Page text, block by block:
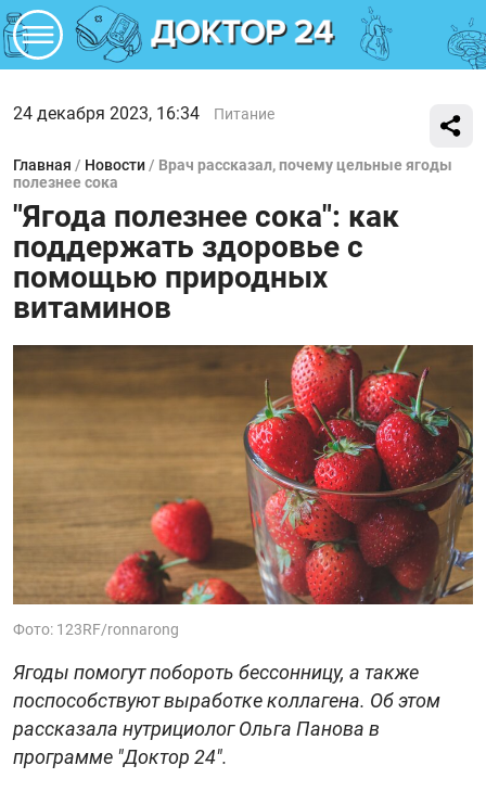
24 декабря 2023, 16:34 Питание
Главная / Новости / Врач рассказал, почему цельные ягоды
полезнее сока
"Ягода полезнее сока": как
поддержать здоровье с
помощью природных
витаминов
Фото: 123RF/ronnarong
Ягоды помогут побороть бессонницу, а также
поспособствуют выработке коллагена. Об этом
рассказала нутрициолог Ольга Панова в
программе "Доктор 24".